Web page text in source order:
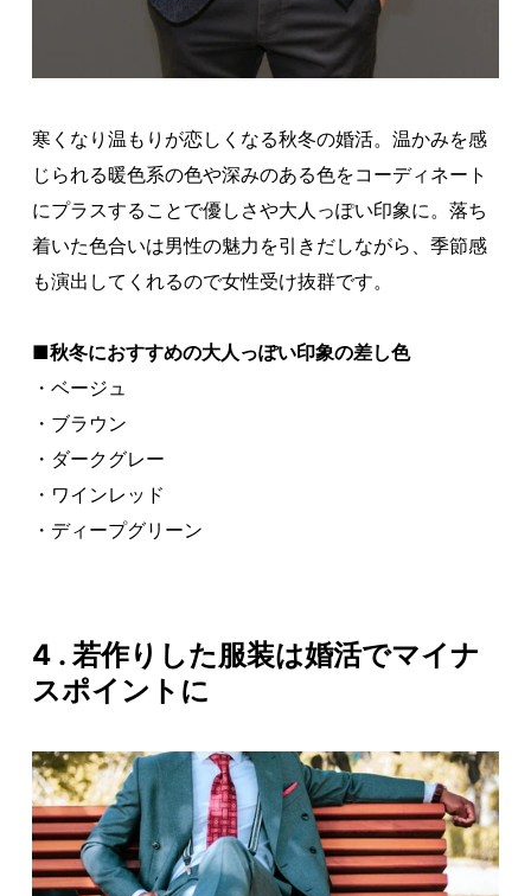
寒くなり温もりが恋しくなる秋冬の婚活。温かみを感
じられる暖色系の色や深みのある色をコーディネート
にプラスすることで優しさや大人っぽい印象に。落ち
着いた色合いは男性の魅力を引きだしながら、季節感
も演出してくれるので女性受け抜群です。
■秋冬におすすめの大人っぽい印象の差し色
・ベージュ
・ブラウン
・ダークグレー
・ワインレッド
・ディープグリーン
4 . 若作りした服装は婚活でマイナ
スポイントに